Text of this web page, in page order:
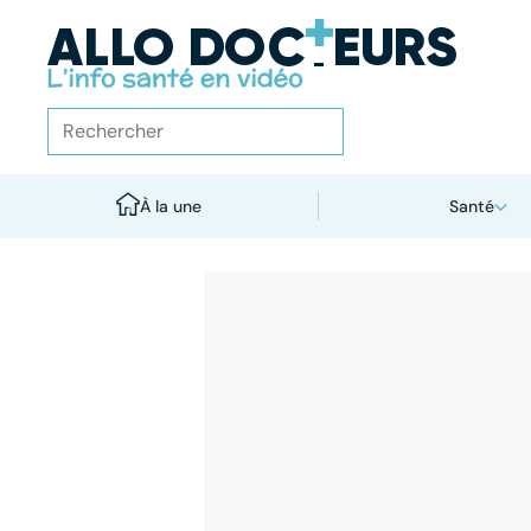
À la une Santé